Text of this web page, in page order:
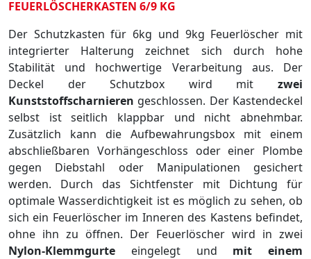
FEUERLÖSCHERKASTEN 6/9 KG
Der Schutzkasten für 6kg und 9kg Feuerlöscher mit
integrierter Halterung zeichnet sich durch hohe
Stabilität und hochwertige Verarbeitung aus. Der
Deckel der Schutzbox wird mit zwei
Kunststoffscharnieren geschlossen. Der Kastendeckel
selbst ist seitlich klappbar und nicht abnehmbar.
Zusätzlich kann die Aufbewahrungsbox mit einem
abschließbaren Vorhängeschloss oder einer Plombe
gegen Diebstahl oder Manipulationen gesichert
werden. Durch das Sichtfenster mit Dichtung für
optimale Wasserdichtigkeit ist es möglich zu sehen, ob
sich ein Feuerlöscher im Inneren des Kastens befindet,
ohne ihn zu öffnen. Der Feuerlöscher wird in zwei
Nylon-Klemmgurte eingelegt und mit einem